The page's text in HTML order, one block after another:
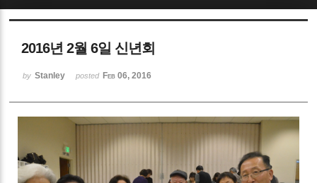
2016년 2월 6일 신년회
by Stanley posted Feb 06, 2016
Sketchbook5, 스케치북5
Sketchbook5, 스케치북5